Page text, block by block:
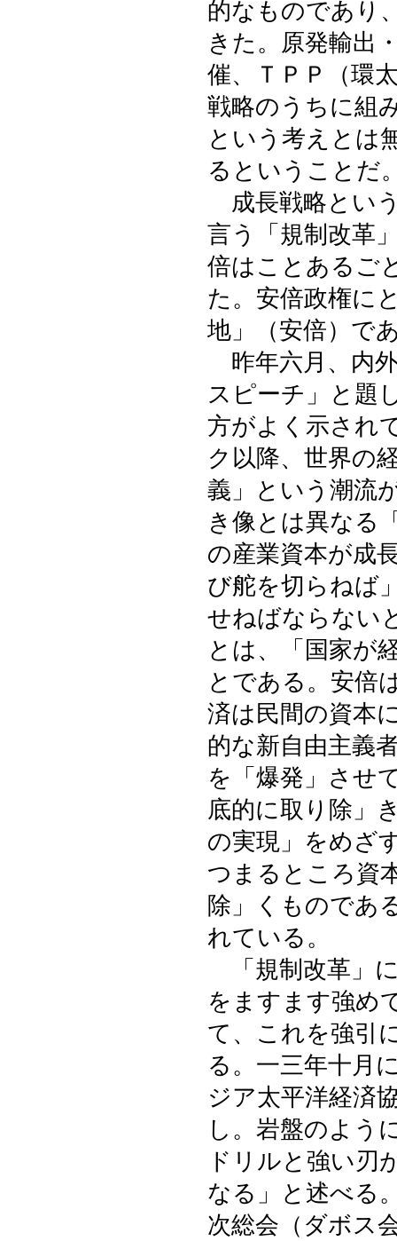
的なものであり
きた。原発輸出
催、ＴＰＰ（環
戦略のうちに組
という考えとは
るということだ
成長戦略とい
言う「規制改革
倍はことあるご
た。安倍政権に
地」（安倍）で
昨年六月、内
スピーチ」と題
方がよく示され
ク以降、世界の
義」という潮流
き像とは異なる
の産業資本が成
び舵を切らねば
せねばならない
とは、「国家が
とである。安倍
済は民間の資本
的な新自由主義
を「爆発」させ
底的に取り除」
の実現」をめざ
つまるところ資
除」くものであ
れている。
「規制改革」
をますます強め
て、これを強引
る。一三年十月
ジア太平洋経済
し。岩盤のよう
ドリルと強い刃
なる」と述べる
次総会（ダボス